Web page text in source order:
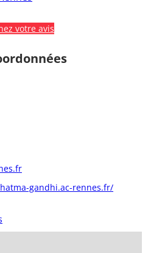
votre avis
gandhi.ac-rennes.fr/